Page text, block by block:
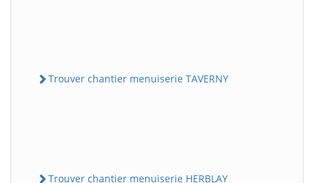
Trouver chantier menuiserie TAVERNY
Trouver chantier menuiserie HERBLAY